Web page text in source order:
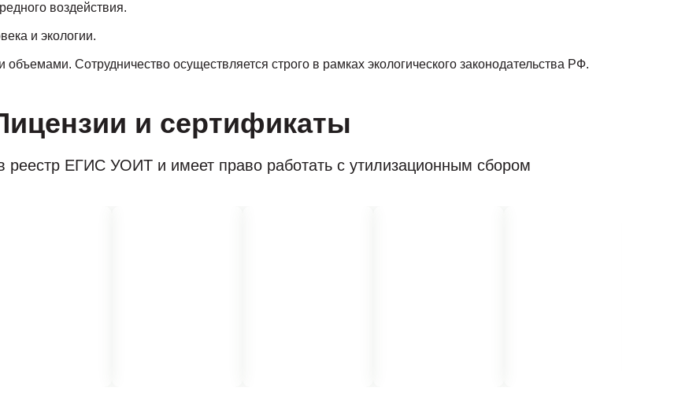
воздействия.
и экологии.
Сотрудничество осуществляется строго в рамках экологического законодательства РФ.
и сертификаты
реестр ЕГИС УОИТ и имеет право работать с утилизационным сбором